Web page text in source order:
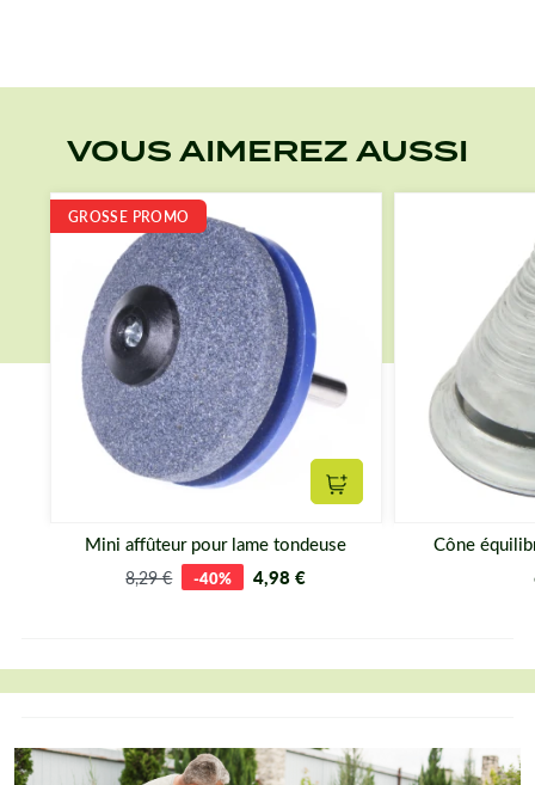
VOUS AIMEREZ AUSSI
GROSSE PROMO
Ajouter au panier
Mini affûteur pour lame tondeuse
8,29 € -40% 4,98 €
Cône